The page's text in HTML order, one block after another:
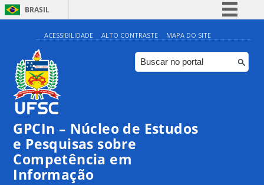
BRASIL
Simplifique!
Comunica BR
Participe
Canais
ACESSIBILIDADE ALTO CONTRASTE MAPA DO SITE
GPCIn – Núcleo de Estudos
e Pesquisas sobre
Competência em
Informação